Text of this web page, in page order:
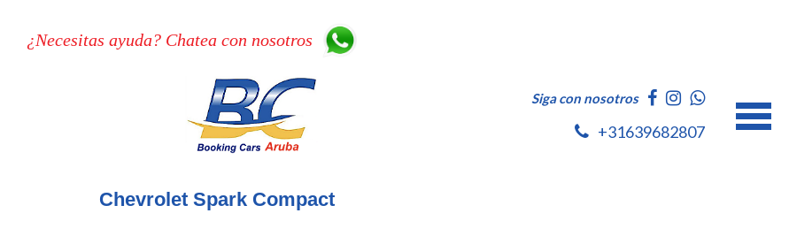
¿Necesitas ayuda? Chatea con nosotros
Siga con nosotros
+31639682807
Chevrolet Spark Compact